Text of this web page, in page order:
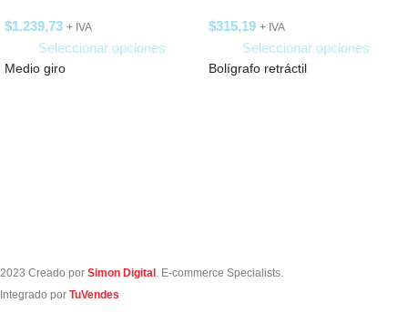
$1.239,73 + IVA
Seleccionar opciones
Medio giro
$315,19 + IVA
Seleccionar opciones
Bolígrafo retráctil
2023 Creado por Simon Digital . E-commerce Specialists.
Integrado por TuVendes